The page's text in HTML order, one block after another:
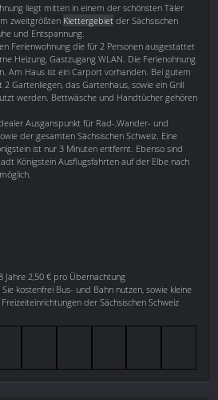
liegt mitten in einem der schönsten Täler
zweitgrößten Klettergebiet der Sächsischen
und Entspannung.
Ferienwohnung die für 2 Personen ausgestattet
Heizung, Gastzugang WLAN. Die Ferienohnung
Am Haus ist ein Carport vorhanden. Bei gutem
Gartenliegen, das Gartenhaus, sowie ein Grill
werden. Bettwäsche und Handtücher gehören
Ausganspunkt für Rad-,Wander- und
der gesamten Sächsischen Schweiz. Eine
ist nur 3 Minuten entfernt. Ebenso sind
Königstein Ausflugsfahrten auf der Elbe nach
Jahre 2,50 € pro Übernachtung
kostenfrei Bus- und Bahn nutzen, sowie kleine
der Sächsischen Schweiz